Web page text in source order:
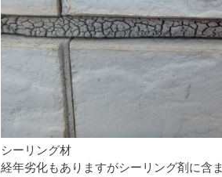
シーリング材
経年劣化もありますがシーリング剤に含